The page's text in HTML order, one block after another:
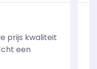
prijs kwaliteit
een